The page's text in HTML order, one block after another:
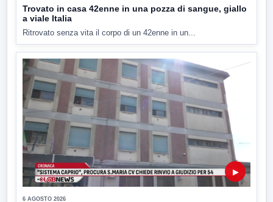
Trovato in casa 42enne in una pozza di sangue, giallo
a viale Italia
Ritrovato senza vita il corpo di un 42enne in un...
▶
6 AGOSTO 2026